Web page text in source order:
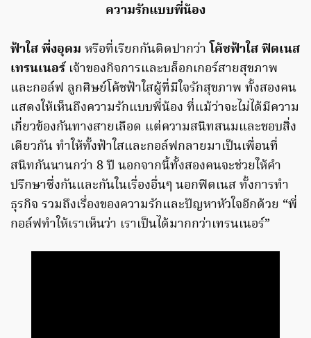
ความรักแบบพี่น้อง
ฟ้าใส พึ่งอุดม หรือที่เรียกกันติดปากว่าโค้ชฟ้าใส ฟิตเนส
เทรนเนอร์เจ้าของกิจการและบล็อกเกอร์สายสุขภาพ
และกอล์ฟ ลูกศิษย์โค้ชฟ้าใสผู้ที่มีใจรักสุขภาพ ทั้งสองคน
แสดงให้เห็นถึงความรักแบบพี่น้อง ที่แม้ว่าจะไม่ได้มีความ
เกี่ยวข้องกันทางสายเลือด แต่ความสนิทสนมและชอบสิ่ง
เดียวกัน ทำให้ทั้งฟ้าใสและกอล์ฟกลายมาเป็นเพื่อนที่
สนิทกันนานกว่า 8 ปี นอกจากนี้ทั้งสองคนจะช่วยให้คำ
ปรึกษาซึ่งกันและกันในเรื่องอื่นๆ นอกฟิตเนส ทั้งการทำ
ธุรกิจ รวมถึงเรื่องของความรักและปัญหาหัวใจอีกด้วย “พี่
กอล์ฟทำให้เราเห็นว่า เราเป็นได้มากกว่าเทรนเนอร์”